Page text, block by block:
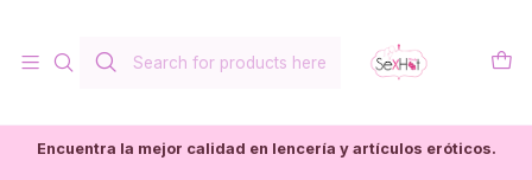
Encuentra la mejor calidad en lencería y artículos eróticos.